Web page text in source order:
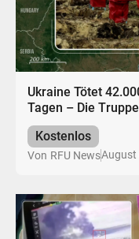
Ukraine Tötet
Tagen – Die
Kostenlos
Von RFU NewsAugust